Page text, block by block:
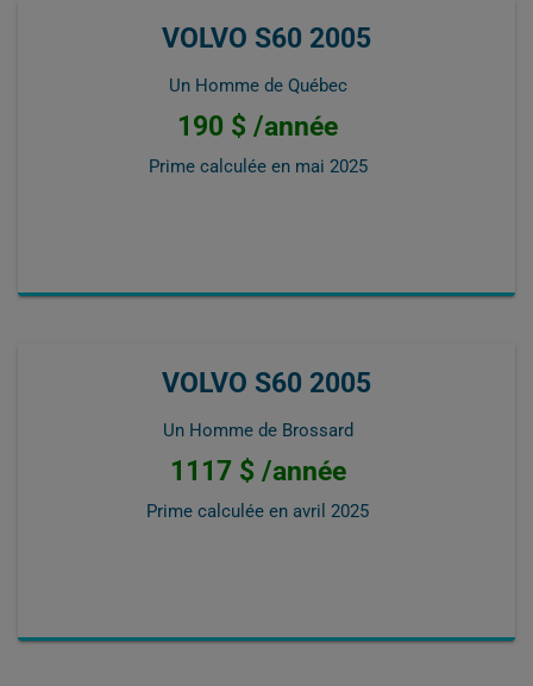
VOLVO S60 2005
Un Homme de Québec
190 $ /année
Prime calculée en mai 2025
VOLVO S60 2005
Un Homme de Brossard
1117 $ /année
Prime calculée en avril 2025